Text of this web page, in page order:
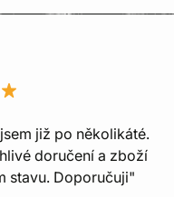
již po několikáté.
doručení a zboží
stavu. Doporučuji"